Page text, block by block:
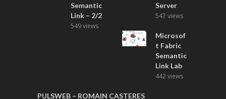
Semantic
Link – 2/2
549 views
Server
547 views
Microsof
t Fabric
Semantic
Link Lab
442 views
PULSWEB – ROMAIN CASTERES